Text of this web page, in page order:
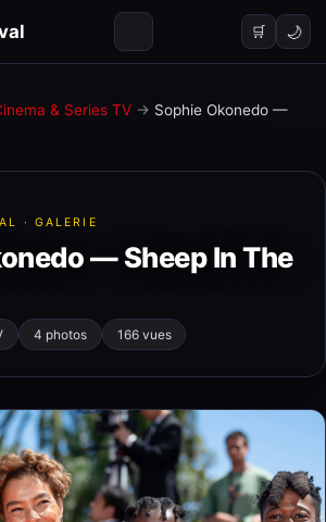
🛒 🌙
& Series TV → Sophie Okonedo —
· GALERIE
— Sheep In The
4 photos 166 vues